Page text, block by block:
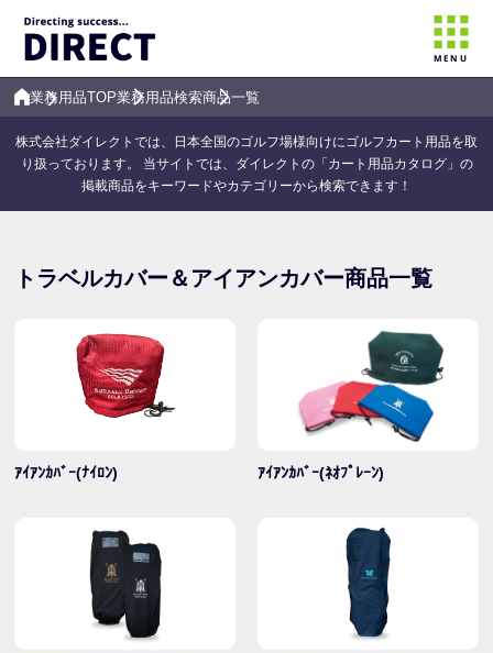
MENU
業務用品TOP業務用品検索商品一覧
株式会社ダイレクトでは、日本全国のゴルフ場様向けにゴルフカート用品を取
り扱っております。 当サイトでは、ダイレクトの「カート用品カタログ」の
掲載商品をキーワードやカテゴリーから検索できます！
トラベルカバー＆アイアンカバー商品一覧
ｱｲｱﾝｶﾊﾞｰ(ﾅｲﾛﾝ) ｱｲｱﾝｶﾊﾞｰ(ﾈｵﾌﾟﾚｰﾝ)